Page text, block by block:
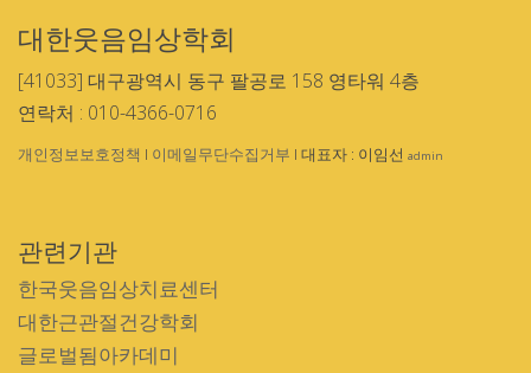
대한웃음임상학회
[41033] 대구광역시 동구 팔공로 158 영타워 4층
연락처 : 010-4366-0716
개인정보보호정책 I 이메일무단수집거부 I 대표자 : 이임선 admin
관련기관
한국웃음임상치료센터
대한근관절건강학회
글로벌됨아카데미